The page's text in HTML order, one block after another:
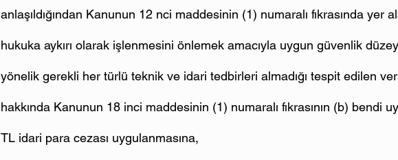
anlaşıldığından Kanunun 12 nci maddesinin (1) numaralı fıkrasında yer
hukuka aykırı olarak işlenmesini önlemek amacıyla uygun güvenlik
yönelik gerekli her türlü teknik ve idari tedbirleri almadığı tespit edilen
hakkında Kanunun 18 inci maddesinin (1) numaralı fıkrasının (b) bendi
TL idari para cezası uygulanmasına,